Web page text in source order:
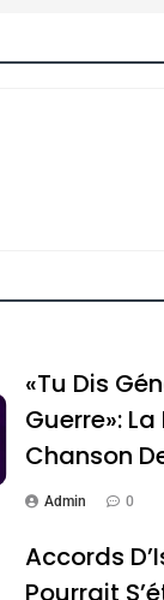
«Tu Dis
Guerre»:
Chanson
Admin 0
Accords
Pourrait